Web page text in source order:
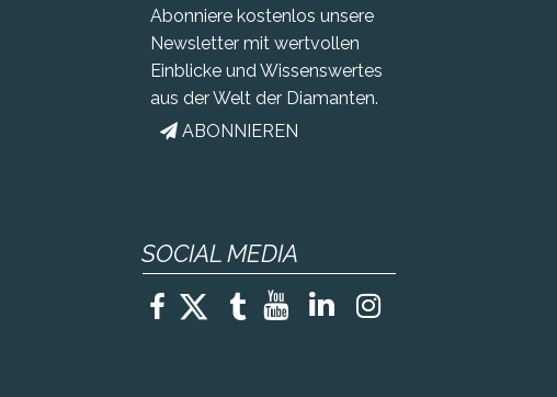
ABONNIEREN
 


 
Abonniere kostenlos unsere
Newsletter mit wertvollen
Einblicke und Wissenswertes
aus der Welt der Diamanten.
SOCIAL MEDIA